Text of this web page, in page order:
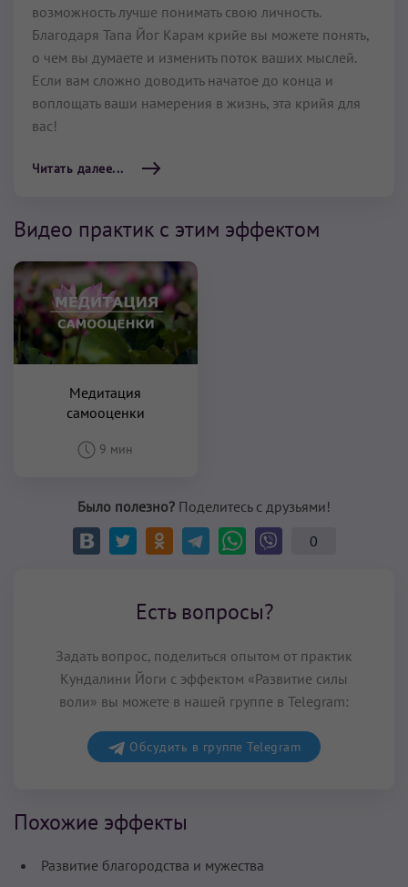
возможность лучше понимать свою личность.
Благодаря Тапа Йог Карам крийе вы можете понять,
о чем вы думаете и изменить поток ваших мыслей.
Если вам сложно доводить начатое до конца и
воплощать ваши намерения в жизнь, эта крийя для
вас!
Читать далее...
Видео практик с этим эффектом
Медитация
самооценки
9 мин
Было полезно? Поделитесь с друзьями!
0
Есть вопросы?
Задать вопрос, поделиться опытом от практик
Кундалини Йоги с эффектом «Развитие силы
воли» вы можете в нашей группе в Telegram:
Обсудить в группе Telegram
Похожие эффекты
Развитие благородства и мужества